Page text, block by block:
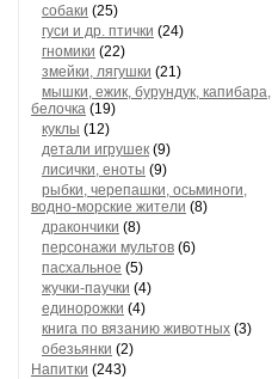
собаки (25)
гуси и др. птички (24)
гномики (22)
змейки, лягушки (21)
мышки, ежик, бурундук, капибара,
белочка (19)
куклы (12)
детали игрушек (9)
лисички, еноты (9)
рыбки, черепашки, осьминоги,
водно-морские жители (8)
дракончики (8)
персонажи мультов (6)
пасхальное (5)
жучки-паучки (4)
единорожки (4)
книга по вязанию животных (3)
обезьянки (2)
Напитки (243)